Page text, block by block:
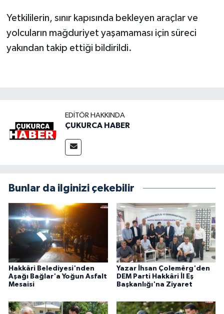
Yetkililerin, sınır kapısında bekleyen araçlar ve
yolcuların mağduriyet yaşamaması için süreci
yakından takip ettiği bildirildi.
EDITÖR HAKKINDA
ÇUKURCA HABER
Bunlar da ilginizi çekebilir
Hakkâri Belediyesi'nden
Aşağı Bağlar'a Yoğun Asfalt
Mesaisi
Yazar İhsan Çolemêrg'den
DEM Parti Hakkâri İl Eş
Başkanlığı'na Ziyaret